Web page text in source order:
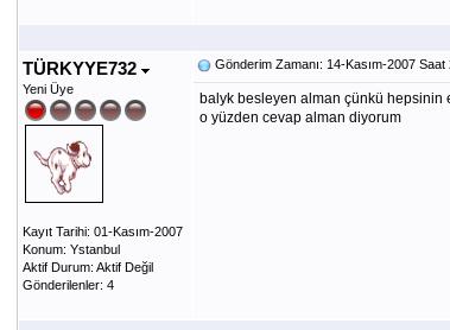
TÜRKYYE732
Yeni Üye
Kayıt Tarihi: 01-Kasım-2007
Konum: Ystanbul
Aktif Durum: Aktif Değil
Gönderilenler: 4
Gönderim Zamanı: 14-Kasım-2007 Saat
balyk besleyen alman çünkü
o yüzden cevap alman diyorum